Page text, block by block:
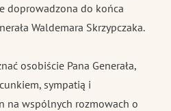
doprowadzona do końca
Waldemara Skrzypczaka.
osobiście Pana Generała,
sympatią i
na wspólnych rozmowach o